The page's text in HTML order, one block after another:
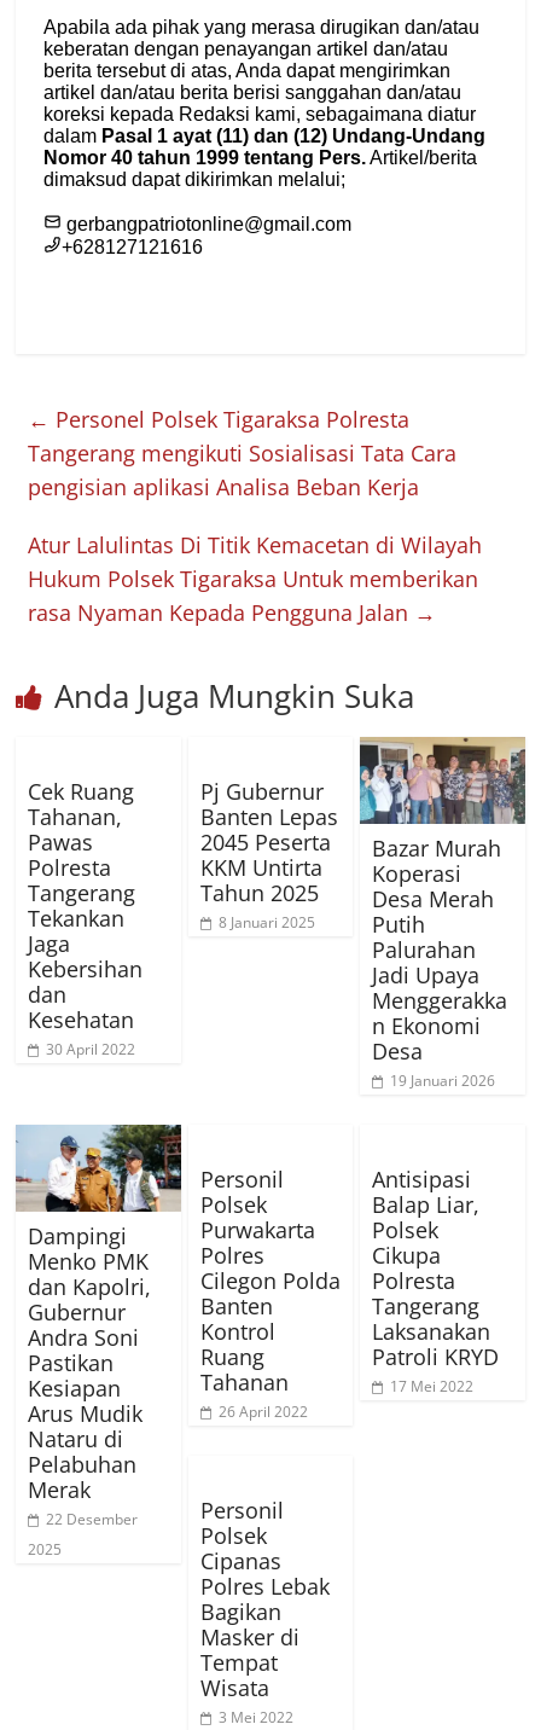
← Personel Polsek Tigaraksa Polresta
Tangerang mengikuti Sosialisasi Tata Cara
pengisian aplikasi Analisa Beban Kerja
Atur Lalulintas Di Titik Kemacetan di Wilayah
Hukum Polsek Tigaraksa Untuk memberikan
rasa Nyaman Kepada Pengguna Jalan →
Anda Juga Mungkin Suka
Cek Ruang
Tahanan,
Pawas
Polresta
Tangerang
Tekankan
Jaga
Kebersihan
dan
Kesehatan
30 April 2022
Pj Gubernur
Banten Lepas
2045 Peserta
KKM Untirta
Tahun 2025
8 Januari 2025
Bazar Murah
Koperasi
Desa Merah
Putih
Palurahan
Jadi Upaya
Menggerakka
n Ekonomi
Desa
19 Januari 2026
Dampingi
Menko PMK
dan Kapolri,
Gubernur
Andra Soni
Pastikan
Kesiapan
Arus Mudik
Nataru di
Pelabuhan
Merak
22 Desember
2025
Personil
Polsek
Purwakarta
Polres
Cilegon Polda
Banten
Kontrol
Ruang
Tahanan
26 April 2022
Antisipasi
Balap Liar,
Polsek
Cikupa
Polresta
Tangerang
Laksanakan
Patroli KRYD
17 Mei 2022
Personil
Polsek
Cipanas
Polres Lebak
Bagikan
Masker di
Tempat
Wisata
3 Mei 2022